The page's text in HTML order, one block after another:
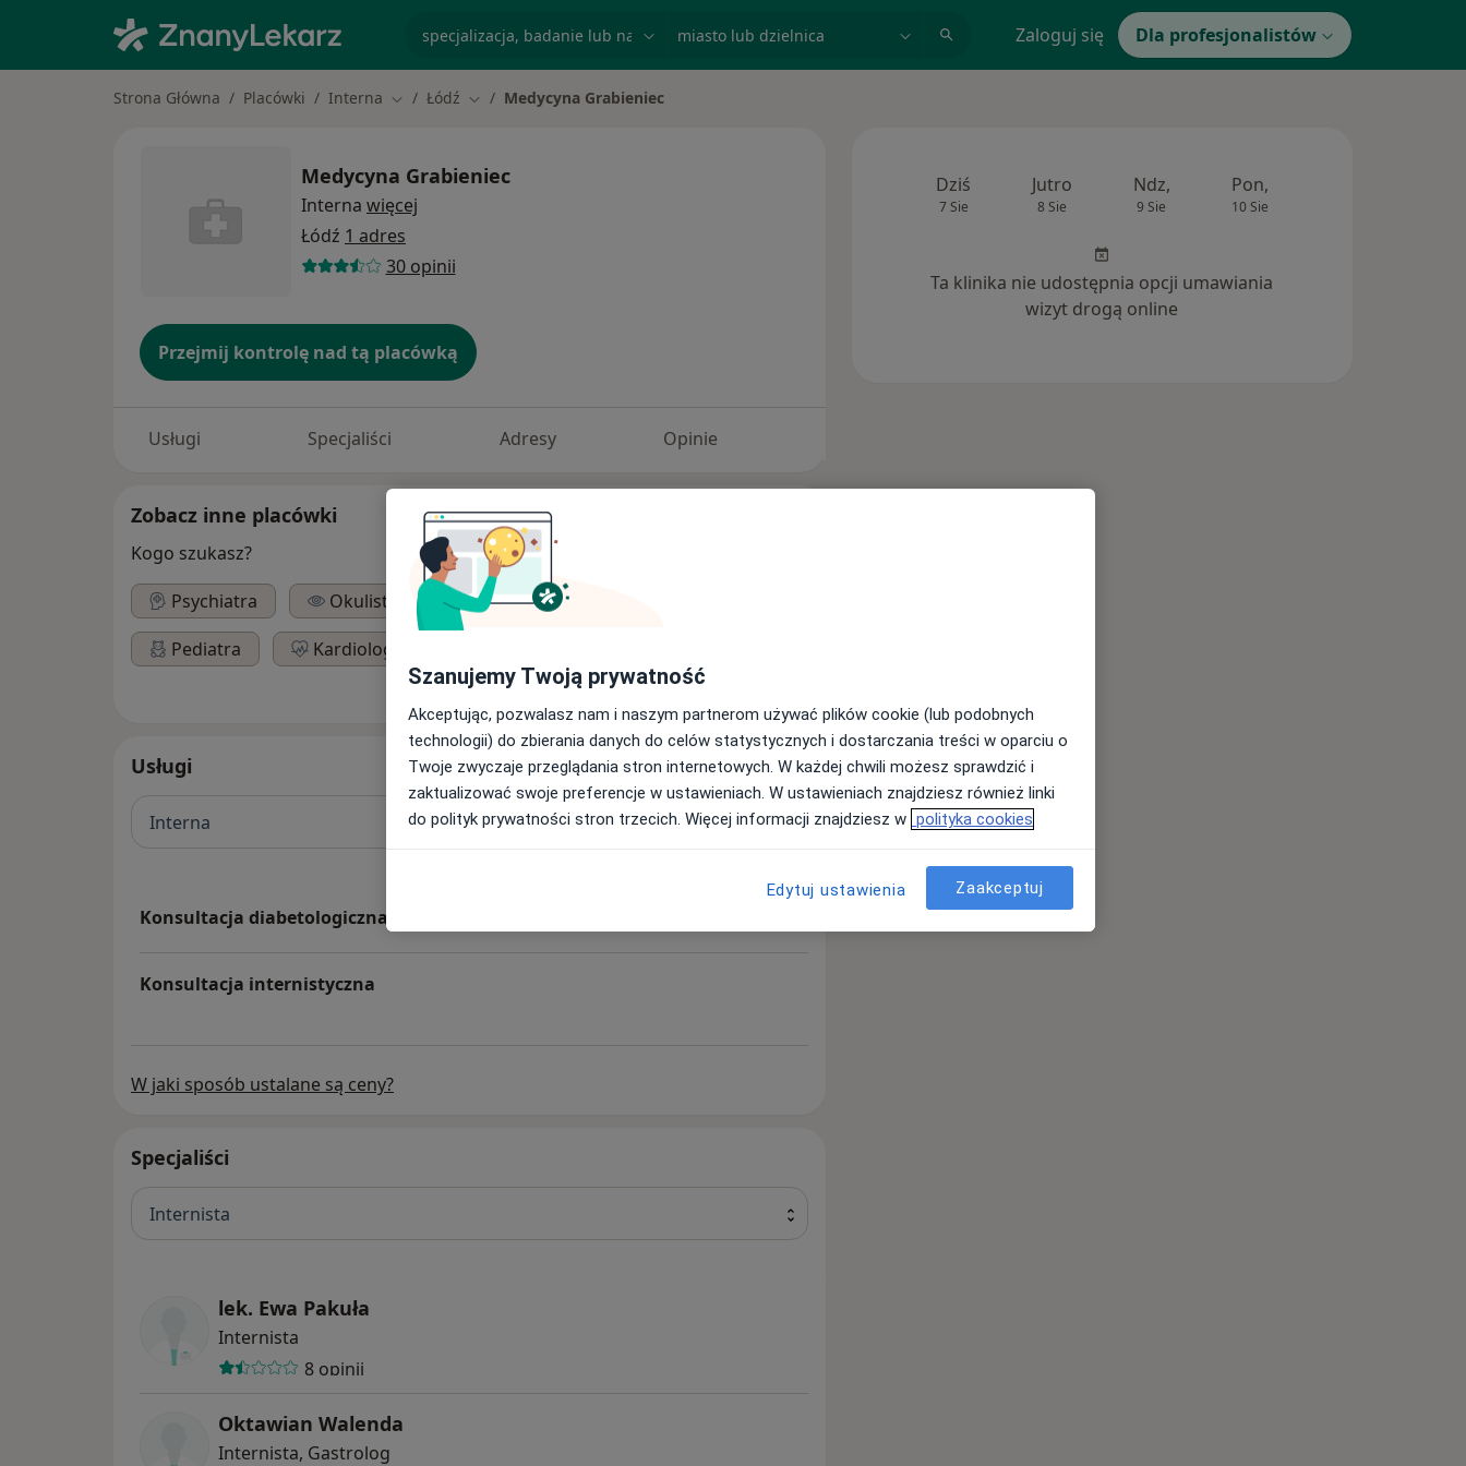
Zaloguj się Dla profesjonalistów
Strona Główna Placówki Interna Zmień miasto
Łódź Zmień miasto
Medycyna Grabieniec
Medycyna Grabieniec
Interna więcej
Łódź 1 adres
30 opinii
Przejmij kontrolę nad tą placówką
Usługi Specjaliści Adresy Opinie
Zobacz inne placówki
Kogo szukasz?
Psychiatra
Okulista Laryngolog
Pediatra
Kardiolog
Szukaj innej specjalizacji
Usługi
Interna
Konsultacja diabetologiczna
Konsultacja internistyczna
W jaki sposób ustalane są ceny?
Specjaliści
Internista
lek. Ewa Pakuła
Internista
8 opinii
Oktawian Walenda
Internista, Gastrolog
Dziś
7 Sie
Jutro
8 Sie
Ndz,
9 Sie
Pon,
10 Sie
Ta klinika nie udostępnia opcji umawiania
wizyt drogą online
Szanujemy Twoją prywatność
Akceptując, pozwalasz nam i naszym partnerom używać plików cookie (lub podobnych
technologii) do zbierania danych do celów statystycznych i dostarczania treści w oparciu o
Twoje zwyczaje przeglądania stron internetowych. W każdej chwili możesz sprawdzić i
zaktualizować swoje preferencje w ustawieniach. W ustawieniach znajdziesz również linki
do polityk prywatności stron trzecich. Więcej informacji znajdziesz w polityka cookies
Edytuj ustawienia Zaakceptuj